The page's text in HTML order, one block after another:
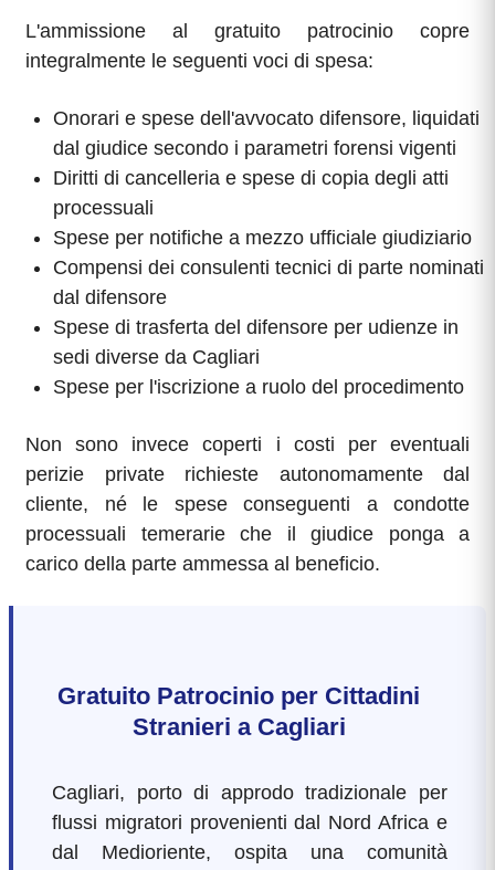
L'ammissione al gratuito patrocinio copre
integralmente le seguenti voci di spesa:
Onorari e spese dell'avvocato difensore, liquidati
dal giudice secondo i parametri forensi vigenti
Diritti di cancelleria e spese di copia degli atti
processuali
Spese per notifiche a mezzo ufficiale giudiziario
Compensi dei consulenti tecnici di parte nominati
dal difensore
Spese di trasferta del difensore per udienze in
sedi diverse da Cagliari
Spese per l'iscrizione a ruolo del procedimento
Non sono invece coperti i costi per eventuali
perizie private richieste autonomamente dal
cliente, né le spese conseguenti a condotte
processuali temerarie che il giudice ponga a
carico della parte ammessa al beneficio.
Gratuito Patrocinio per Cittadini
Stranieri a Cagliari
Cagliari, porto di approdo tradizionale per
flussi migratori provenienti dal Nord Africa e
dal Medioriente, ospita una comunità